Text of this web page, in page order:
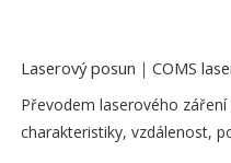
Laserový posun｜COMS
Převodem laserového
charakteristiky, vzdálenost,